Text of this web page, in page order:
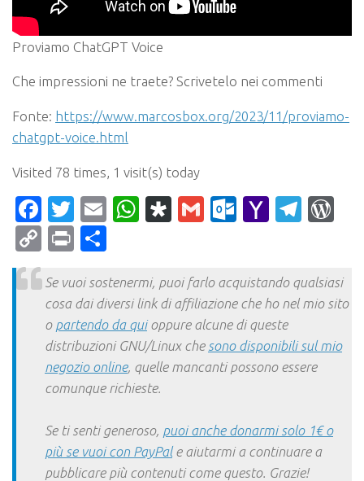
Proviamo ChatGPT Voice
Che impressioni ne traete? Scrivetelo nei commenti
Fonte: https://www.marcosbox.org/2023/11/proviamo-
chatgpt-voice.html
Visited 78 times, 1 visit(s) today
Facebook
Twitter
EmailWhatsApp
Diaspora
Gmail Yahoo
CopyPrint
Se vuoi sostenermi, puoi farlo acquistando qualsiasi
cosa dai diversi link di affiliazione che ho nel mio sito
o partendo da quioppure alcune di queste
distribuzioni GNU/Linux che sono disponibili sul mio
negozio online, quelle mancanti possono essere
comunque richieste.
Se ti senti generoso, puoi anche donarmi solo 1€ o
più se vuoi con PayPale aiutarmi a continuare a
pubblicare più contenuti come questo. Grazie!